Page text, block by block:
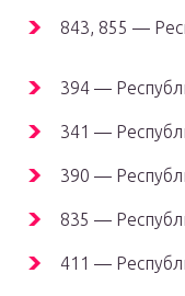
843, 855 —
394 —
341 —
390 —
835 —
411 —